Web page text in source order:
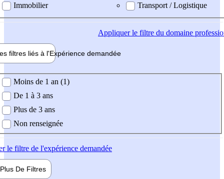
Immobilier
Transport / Logistique
Appliquerle filtre du domaine
filtres liés à l'Expérience demandée
demandée
Moins de 1 an (1)
De 1 à 3 ans
Plus de 3 ans
Non renseignée
le filtre de l'expérience demandée
Plus De Filtres